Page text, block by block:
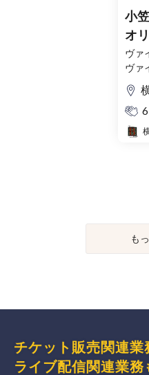
小
オ
ヴァ
ヴァ
も
チケット販売関連業
ライブ配信関連業務